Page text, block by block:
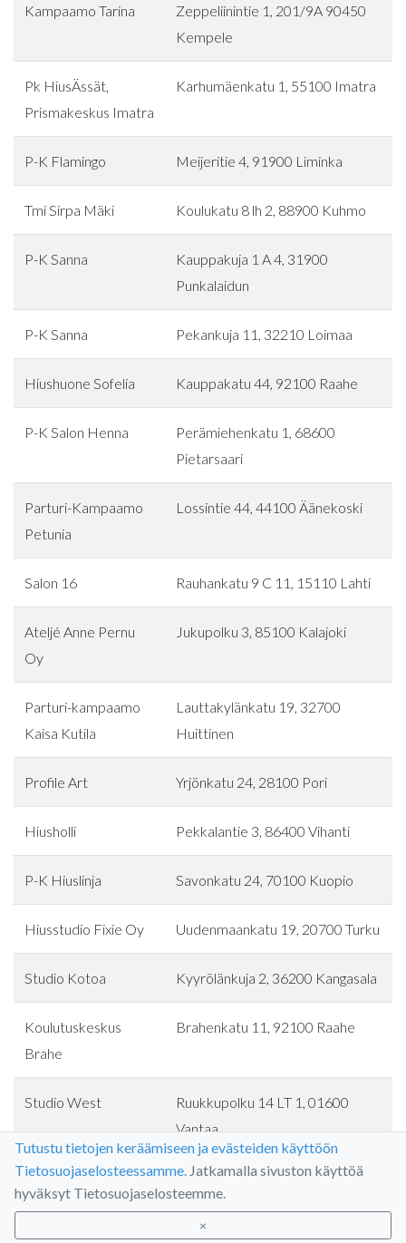
Kampaamo Tarina
Zeppeliinintie 1, 201/9A 90450
Kempele
Pk HiusÄssät,
Prismakeskus Imatra
Karhumäenkatu 1, 55100 Imatra
P-K Flamingo Meijeritie 4, 91900 Liminka
Tmi Sirpa Mäki Koulukatu 8 lh 2, 88900 Kuhmo
P-K Sanna
Kauppakuja 1 A 4, 31900
Punkalaidun
P-K Sanna Pekankuja 11, 32210 Loimaa
Hiushuone Sofelia Kauppakatu 44, 92100 Raahe
P-K Salon Henna
Perämiehenkatu 1, 68600
Pietarsaari
Parturi-Kampaamo
Petunia
Lossintie 44, 44100 Äänekoski
Salon 16 Rauhankatu 9 C 11, 15110 Lahti
Ateljé Anne Pernu
Oy
Jukupolku 3, 85100 Kalajoki
Parturi-kampaamo
Kaisa Kutila
Lauttakylänkatu 19, 32700
Huittinen
Profile Art Yrjönkatu 24, 28100 Pori
Hiusholli Pekkalantie 3, 86400 Vihanti
P-K Hiuslinja Savonkatu 24, 70100 Kuopio
Hiusstudio Fixie Oy Uudenmaankatu 19, 20700 Turku
Studio Kotoa Kyyrölänkuja 2, 36200 Kangasala
Koulutuskeskus
Brahe
Brahenkatu 11, 92100 Raahe
Studio West
Ruukkupolku 14 LT 1, 01600
Vantaa
HiusStudio Nina R
Visaharjunkuja 2, 71480
Kurkimäki
Tutustu tietojen keräämiseen ja evästeiden käyttöön
Tietosuojaselosteessamme. Jatkamalla sivuston käyttöä
hyväksyt Tietosuojaselosteemme.
×